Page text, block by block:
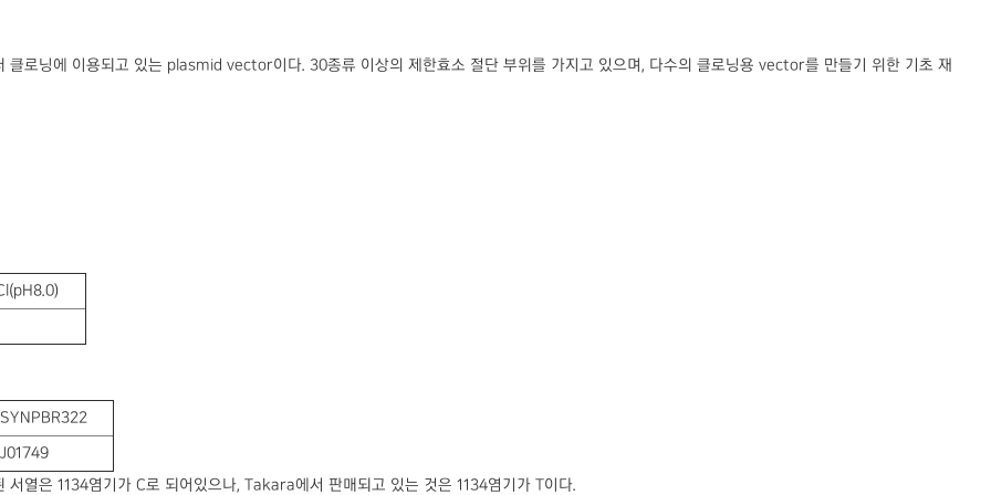
클로닝에 이용되고 있는 plasmid vector이다. 30종류 이상의 제한효소 절단 부위를 가지고 있으며, 다수의 클로닝용 vector를 만들기 위한 기초 재
SYNPBR322
J01749
열은 1134염기가 C로 되어있으나, Takara에서 판매되고 있는 것은 1134염기가 T이다.